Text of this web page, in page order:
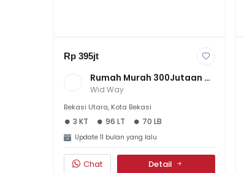
Rp 395jt
Rumah Murah 300Jutaan Di
Sektor IV Pondok Ungu
Wid Way
Bekasi Utara, Kota Bekasi
3 KT 96 LT 70 LB
Update 11 bulan yang lalu
Chat Detail